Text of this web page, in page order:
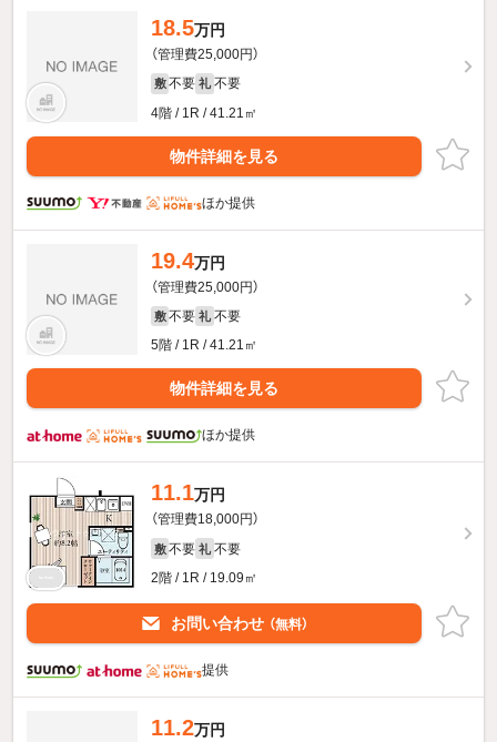
18.5万円
（管理費25,000円）
敷 不要 礼 不要
4階 / 1R / 41.21㎡
物件詳細を見る
ほか提供
19.4万円
（管理費25,000円）
敷 不要 礼 不要
5階 / 1R / 41.21㎡
物件詳細を見る
ほか提供
11.1万円
（管理費18,000円）
敷 不要 礼 不要
2階 / 1R / 19.09㎡
お問い合わせ （無料）
提供
11.2万円